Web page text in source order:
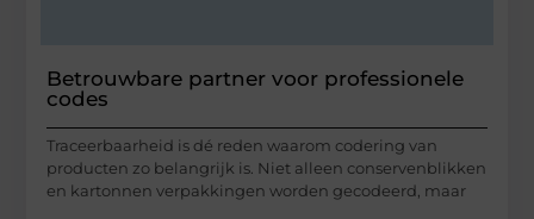
Betrouwbare partner voor professionele
codes
Traceerbaarheid is dé reden waarom codering van
producten zo belangrijk is. Niet alleen conservenblikken
en kartonnen verpakkingen worden gecodeerd, maar